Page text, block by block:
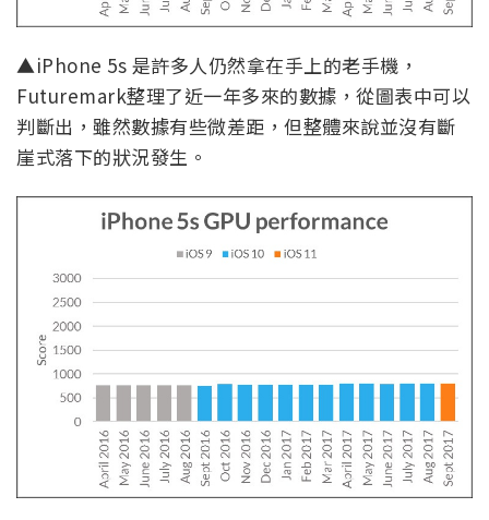
▲iPhone 5s 是許多人仍然拿在手上的老手機，
Futuremark整理了近一年多來的數據，從圖表中可以
判斷出，雖然數據有些微差距，但整體來說並沒有斷
崖式落下的狀況發生。